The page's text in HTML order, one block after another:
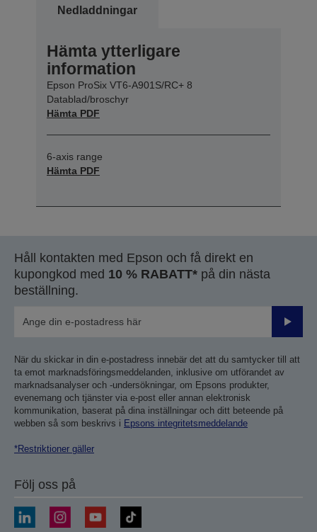
Nedladdningar
Hämta ytterligare
information
Epson ProSix VT6-A901S/RC+ 8
Datablad/broschyr
Hämta PDF
6-axis range
Hämta PDF
Håll kontakten med Epson och få direkt en
kupongkod med 10 % RABATT* på din nästa
beställning.
Skicka
När du skickar in din e-postadress innebär det att du samtycker till att
ta emot marknadsföringsmeddelanden, inklusive om utförandet av
marknadsanalyser och -undersökningar, om Epsons produkter,
evenemang och tjänster via e-post eller annan elektronisk
kommunikation, baserat på dina inställningar och ditt beteende på
webben så som beskrivs i Epsons integritetsmeddelande
*Restriktioner gäller
Följ oss på